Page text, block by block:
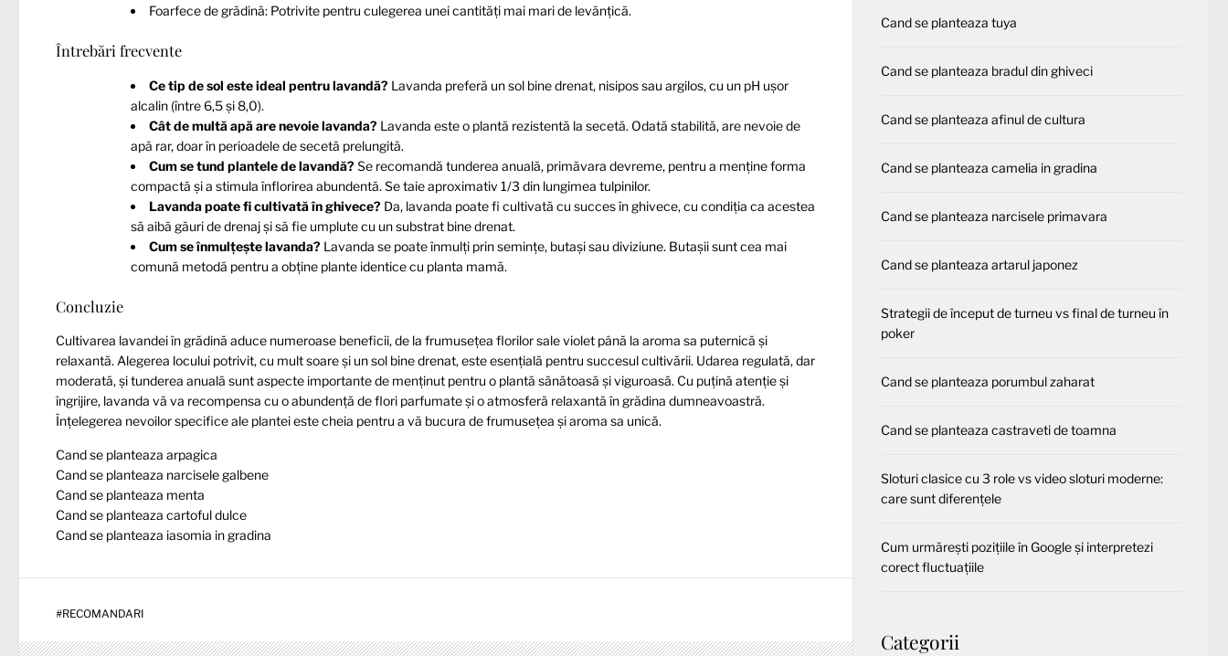
Foarfece de grădină: Potrivite pentru culegerea unei cantități mai mari de levănțică.
Întrebări frecvente
Ce tip de sol este ideal pentru lavandă? Lavanda preferă un sol bine drenat, nisipos sau argilos, cu un pH ușor
alcalin (între 6,5 și 8,0).
Cât de multă apă are nevoie lavanda? Lavanda este o plantă rezistentă la secetă. Odată stabilită, are nevoie de
apă rar, doar în perioadele de secetă prelungită.
Cum se tund plantele de lavandă? Se recomandă tunderea anuală, primăvara devreme, pentru a menține forma
compactă și a stimula înflorirea abundentă. Se taie aproximativ 1/3 din lungimea tulpinilor.
Lavanda poate fi cultivată în ghivece? Da, lavanda poate fi cultivată cu succes în ghivece, cu condiția ca acestea
să aibă găuri de drenaj și să fie umplute cu un substrat bine drenat.
Cum se înmulțește lavanda? Lavanda se poate înmulți prin semințe, butași sau diviziune. Butașii sunt cea mai
comună metodă pentru a obține plante identice cu planta mamă.
Concluzie
Cultivarea lavandei în grădină aduce numeroase beneficii, de la frumusețea florilor sale violet până la aroma sa puternică și
relaxantă. Alegerea locului potrivit, cu mult soare și un sol bine drenat, este esențială pentru succesul cultivării. Udarea regulată, dar
moderată, și tunderea anuală sunt aspecte importante de menținut pentru o plantă sănătoasă și viguroasă. Cu puțină atenție și
îngrijire, lavanda vă va recompensa cu o abundență de flori parfumate și o atmosferă relaxantă în grădina dumneavoastră.
Înțelegerea nevoilor specifice ale plantei este cheia pentru a vă bucura de frumusețea și aroma sa unică.
Cand se planteaza arpagica
Cand se planteaza narcisele galbene
Cand se planteaza menta
Cand se planteaza cartoful dulce
Cand se planteaza iasomia in gradina
#RECOMANDARI
Cand se planteaza tuya
Cand se planteaza bradul din ghiveci
Cand se planteaza afinul de cultura
Cand se planteaza camelia in gradina
Cand se planteaza narcisele primavara
Cand se planteaza artarul japonez
Strategii de început de turneu vs final de turneu în
poker
Cand se planteaza porumbul zaharat
Cand se planteaza castraveti de toamna
Sloturi clasice cu 3 role vs video sloturi moderne:
care sunt diferențele
Cum urmărești pozițiile în Google și interpretezi
corect fluctuațiile
Categorii